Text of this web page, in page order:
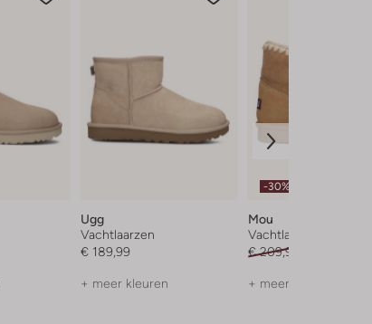
Ugg
Vachtlaarzen
€ 189,99
+ meer kleuren
-30%
Mou
Vachtlaarzen
€ 209,95
+ meer kleuren